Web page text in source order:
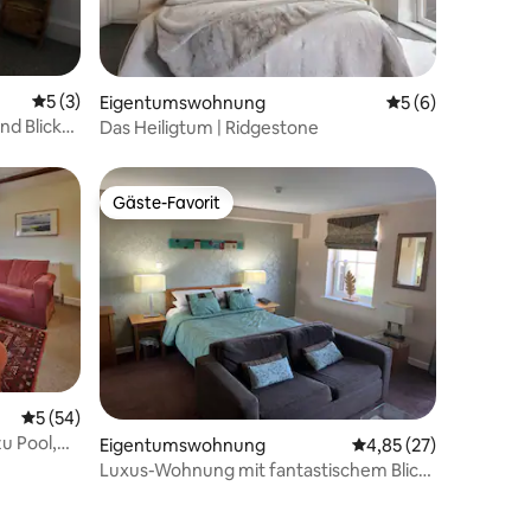
Durchschnittliche Bewertung: 5 von 5, 3 Bewertungen
5 (3)
Blick
Eigentumswohnung
5 (6)
Das Heiligtum | Ridgestone
Durchschnittliche Bewertung: 5 von 5, 54 Bewertungen
5 (54)
Pool,
Gäste-Favorit
Gäste-Favorit
Eigentumswohnung Durchschnittliche
4,85 (27)
Luxus-Wohnung mit fantastischem Blick